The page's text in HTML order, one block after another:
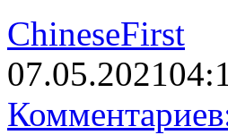
ChineseFirst
07.05.2021